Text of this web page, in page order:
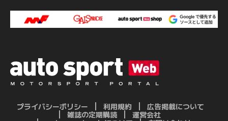
プライバシーポリシー 利用規約
広告掲載について
雑誌の定期購読
運営会社